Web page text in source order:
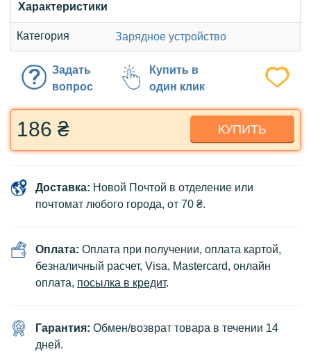
Характеристики
Категория Зарядное устройство
Задать
вопрос
Купить в
один клик
186 ₴ КУПИТЬ
Доставка: Новой Почтой в отделение или
почтомат любого города, от 70 ₴.
Оплата: Оплата при получении, оплата картой,
безналичный расчет, Visa, Mastercard, онлайн
оплата, посылка в кредит.
Гарантия: Обмен/возврат товара в течении 14
дней.